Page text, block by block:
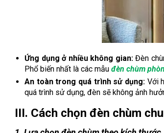
Ứng dụng ở nhiều không gian:Đèn
Phổ biến nhất là các mẫu đèn chùm
An toàn trong quá trình sử dụng: Với
quá trình sử dụng, đèn sẽ không ảnh
III. Cách chọn đèn chùm